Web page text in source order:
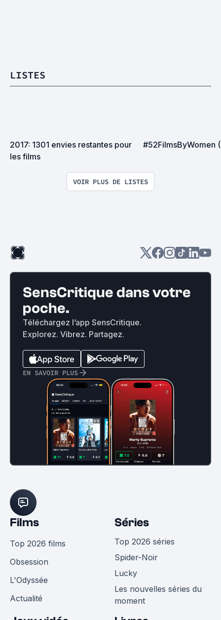
LISTES
2017: 1301 envies restantes pour
les films
#52FilmsByWomen
VOIR PLUS DE LISTES
SensCritique dans votre
poche.
Téléchargez l’app SensCritique.
Explorez. Vibrez. Partagez.
EN SAVOIR PLUS
Films
Top 2026 films
Obsession
L'Odyssée
Actualité
Séries
Top 2026 séries
Spider-Noir
Lucky
Les nouvelles séries du
moment